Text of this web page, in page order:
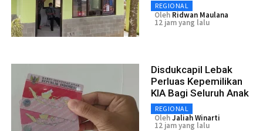
REGIONAL
Oleh Ridwan Maulana
12 jam yang lalu
Disdukcapil Lebak
Perluas Kepemilikan
KIA Bagi Seluruh Anak
REGIONAL
OlehJaliah Winarti
12 jam yang lalu